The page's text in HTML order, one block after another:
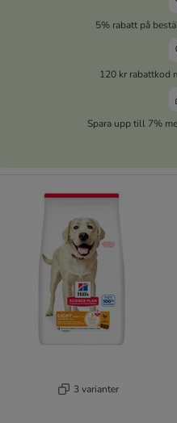
5% rabatt på
120 kr rabattkod
Spara upp till 7%
3 varianter